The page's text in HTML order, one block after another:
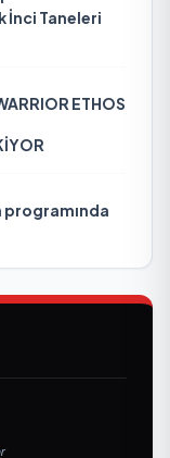
İnci Taneleri
ETHOS
programında